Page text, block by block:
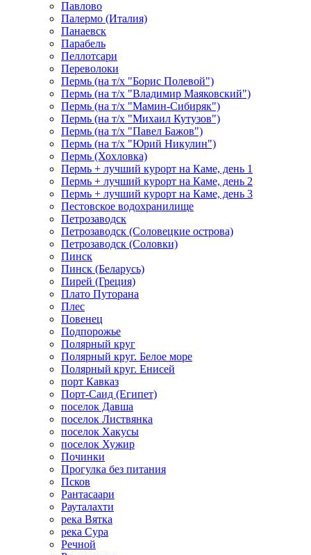
Павлово
Палермо (Италия)
Панаевск
Парабель
Пеллотсари
Переволоки
Пермь (на т/х "Борис Полевой")
Пермь (на т/х "Владимир Маяковский")
Пермь (на т/х "Мамин-Сибиряк")
Пермь (на т/х "Михаил Кутузов")
Пермь (на т/х "Павел Бажов")
Пермь (на т/х "Юрий Никулин")
Пермь (Хохловка)
Пермь + лучший курорт на Каме, день 1
Пермь + лучший курорт на Каме, день 2
Пермь + лучший курорт на Каме, день 3
Пестовское водохранилище
Петрозаводск
Петрозаводск (Соловецкие острова)
Петрозаводск (Соловки)
Пинск
Пинск (Беларусь)
Пирей (Греция)
Плато Путорана
Плес
Повенец
Подпорожье
Полярный круг
Полярный круг. Белое море
Полярный круг. Енисей
порт Кавказ
Порт-Саид (Египет)
поселок Давша
поселок Листвянка
поселок Хакусы
поселок Хужир
Починки
Прогулка без питания
Псков
Рантасаари
Рауталахти
река Вятка
река Сура
Речной